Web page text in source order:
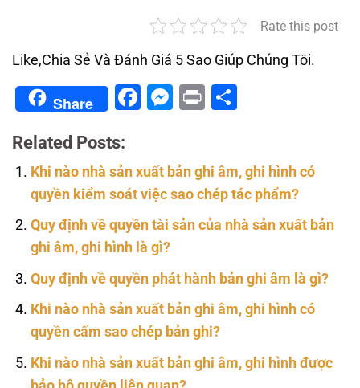
Rate this post
Like,Chia Sẻ Và Đánh Giá 5 Sao Giúp Chúng Tôi.
Share Facebook
Messenger
Print
Related Posts:
Khi nào nhà sản xuất bản ghi âm, ghi hình có
quyền kiểm soát việc sao chép tác phẩm?
Quy định về quyền tài sản của nhà sản xuất bản
ghi âm, ghi hình là gì?
Quy định về quyền phát hành bản ghi âm là gì?
Khi nào nhà sản xuất bản ghi âm, ghi hình có
quyền cấm sao chép bản ghi?
Khi nào nhà sản xuất bản ghi âm, ghi hình được